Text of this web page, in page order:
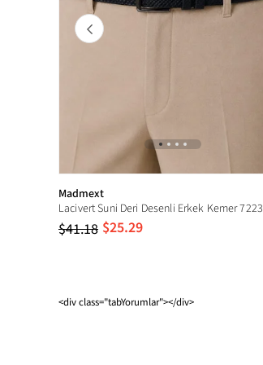
Madmext
Lacivert Suni Deri Desenli Erkek Kemer 7223
$25.29
$41.18
<div class="tabYorumlar"></div>